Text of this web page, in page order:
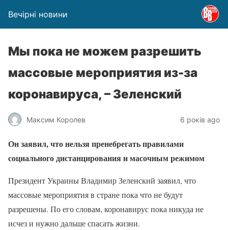
Вечірні новини
Мы пока не можем разрешить
массовые мероприятия из-за
коронавируса, – Зеленский
Максим Королев 6 років ago
Он заявил, что нельзя пренебрегать правилами
социального дистанцирования и масочным режимом
Президент Украины Владимир Зеленский заявил, что
массовые мероприятия в стране пока что не будут
разрешены. По его словам, коронавирус пока никуда не
исчез и нужно дальше спасать жизни.